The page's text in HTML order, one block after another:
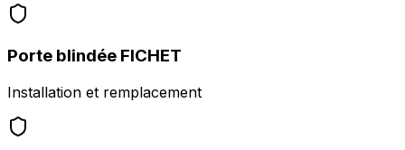
Porte blindée FICHET
Installation et remplacement